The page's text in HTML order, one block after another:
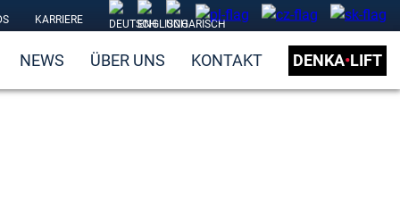
KARRIERE
NEWS ÜBER UNS KONTAKT DENKA•LIFT